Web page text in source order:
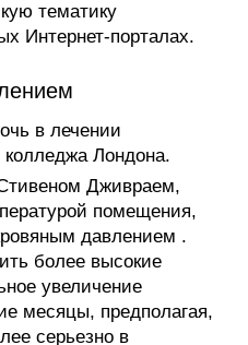
тематику
Интернет-порталах.
в лечении
колледжа Лондона.
Дживраем,
помещения,
давлением .
более высокие
увеличение
месяцы, предполагая,
серьезно в